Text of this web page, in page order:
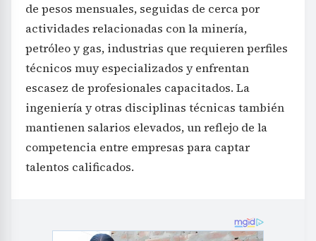
de pesos mensuales, seguidas de cerca por
actividades relacionadas con la minería,
petróleo y gas, industrias que requieren perfiles
técnicos muy especializados y enfrentan
escasez de profesionales capacitados. La
ingeniería y otras disciplinas técnicas también
mantienen salarios elevados, un reflejo de la
competencia entre empresas para captar
talentos calificados.